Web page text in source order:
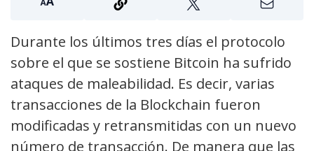
Durante los últimos tres días el protocolo
sobre el que se sostiene Bitcoin ha sufrido
ataques de maleabilidad. Es decir, varias
transacciones de la Blockchain fueron
modificadas y retransmitidas con un nuevo
número de transacción. De manera que las